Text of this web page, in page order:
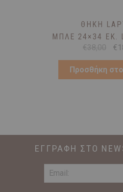
ΘΉΚΗ
ΜΠΛΕ 24×34 ΕΚ.
€38,00
was:
€
Προσθήκη
ΕΓΓΡΑΦΗ ΣΤΟ